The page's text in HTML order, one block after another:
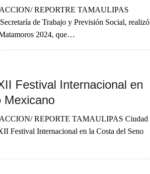
REPORTRE TAMAULIPAS
de Trabajo y Previsión Social, realizó
2024, que…
Festival Internacional en
Mexicano
REPORTE TAMAULIPAS Ciudad
Festival Internacional en la Costa del Seno